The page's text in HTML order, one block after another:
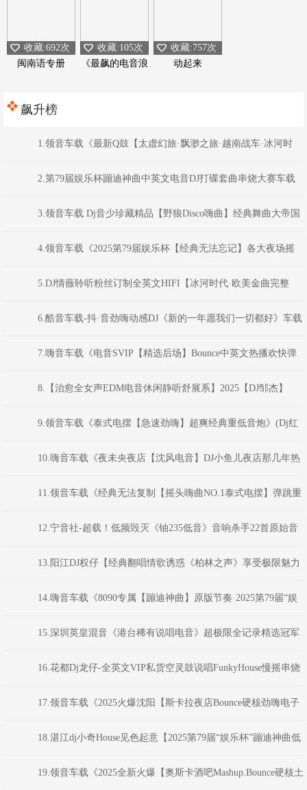
闽南语专册
收藏:692次
《最飙的电音浪
收藏:105次
动起来
收藏:757次
飙升榜
1.领音车载《最新Q鼓【太虚幻旅·飘渺之旅·越南战车·冰河时
代】Dj浩仔Dj超仔DJ阿圣Dj阿衍》颍上DJ虹君
2.第79届娱乐杯蹦迪神曲中英文电音DJ打碟套曲串烧大赛车载
CD1386(横州DJ98Mix)
3.领音车载 Dj音少珍藏精品【野狼Disco嗨曲】经典舞曲大帝国
4.领音车载《2025第79届娱乐杯【经典无法忘记】各大夜场摇
头蹦迪嗨曲》(Dj音少Mix)
5.DJ情薇聆听粉丝订制全英文HIFI【冰河时代·欧美金曲完整
版】车载珍藏版
6.酷音车载-抖·音劲嗨动感DJ《新的一年愿我们一切都好》车载
靓碟-Dj小峰7.嗨音车载《电音SVIP【精选后场】Bounce中英文热播欢快弹
弹弹MS CLUB思路串烧》 河南Dj彦航
8.【治愈全女声EDM电音休闲静听舒展系】2025【DJ邹杰】
9.领音车载《泰式电摆【急速劲嗨】超爽经典重低音炮》(Dj红
10.嗨音车载《夜未央夜店【沈风电音】DJ小鱼儿夜店那几年热
打英文车载电音串烧》 河南Dj彦航
11.领音车载《经典无法复制【摇头嗨曲NO.1泰式电摆】弹跳重
低音》(Dj红仔Mix)
12.宁音社-超载！低频毁灭《铀235低音》音响杀手22首原始音
频等离子低音炮-DJ余意
13.阳江DJ权仔【经典翻唱情歌诱惑《柏林之声》享受极限魅力
车载DJ大碟】14.嗨音车载《8090专属【蹦迪神曲】原版节奏·2025第79届“娱
乐杯”蹦迪神曲串烧大赛》河南Dj彦航
15.深圳英皇混音《港台稀有说唱电音》超极限全记录精选冠军
舞曲 DjKatie16.花都Dj龙仔-全英文VIP私货空灵鼓说唱FunkyHouse慢摇串烧
17.领音车载《2025火爆沈阳【斯卡拉夜店Bounce硬核劲嗨电子
NO.1】弹跳重低音》(Dj音少Mix)
18.湛江dj小奇House见色起意【2025第79届“娱乐杯”蹦迪神曲低
音炮制说唱串烧大赛】
19.领音车载《2025全新火爆【奥斯卡酒吧Mashup.Bounce硬核土